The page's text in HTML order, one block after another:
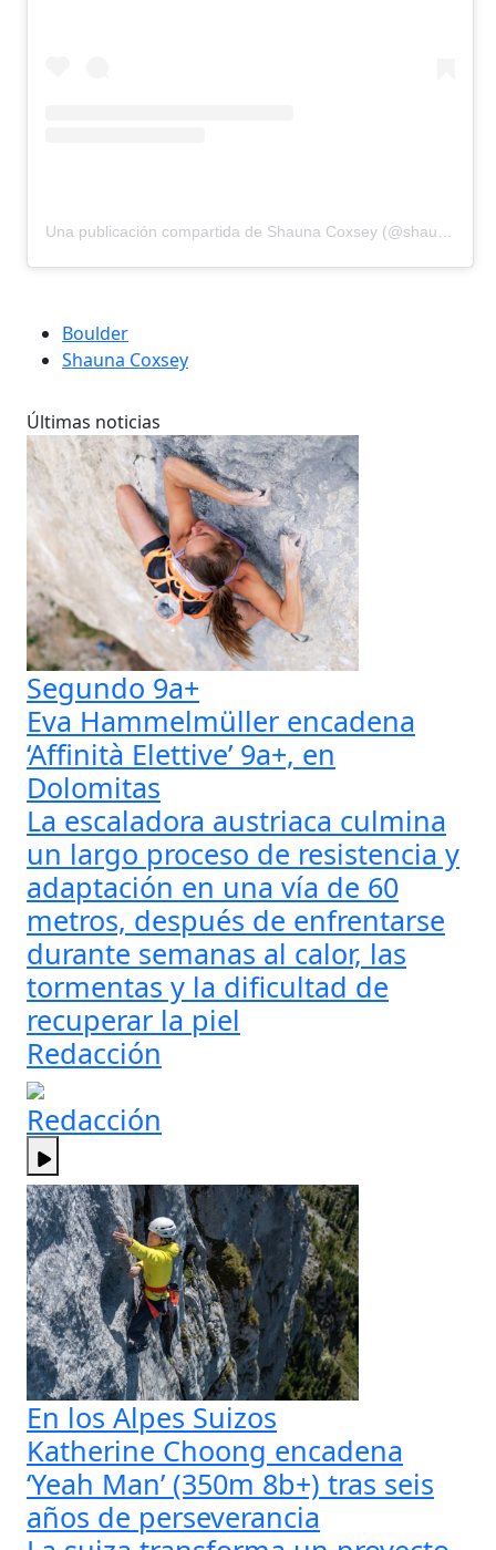
Una publicación compartida de Shauna Coxsey (@shaunacoxsey)
Boulder
Shauna Coxsey
Últimas noticias
Segundo 9a+
Eva Hammelmüller encadena
‘Affinità Elettive’ 9a+, en
Dolomitas
La escaladora austriaca culmina
un largo proceso de resistencia y
adaptación en una vía de 60
metros, después de enfrentarse
durante semanas al calor, las
tormentas y la dificultad de
recuperar la piel
Redacción
Redacción
En los Alpes Suizos
Katherine Choong encadena
‘Yeah Man’ (350m 8b+) tras seis
años de perseverancia